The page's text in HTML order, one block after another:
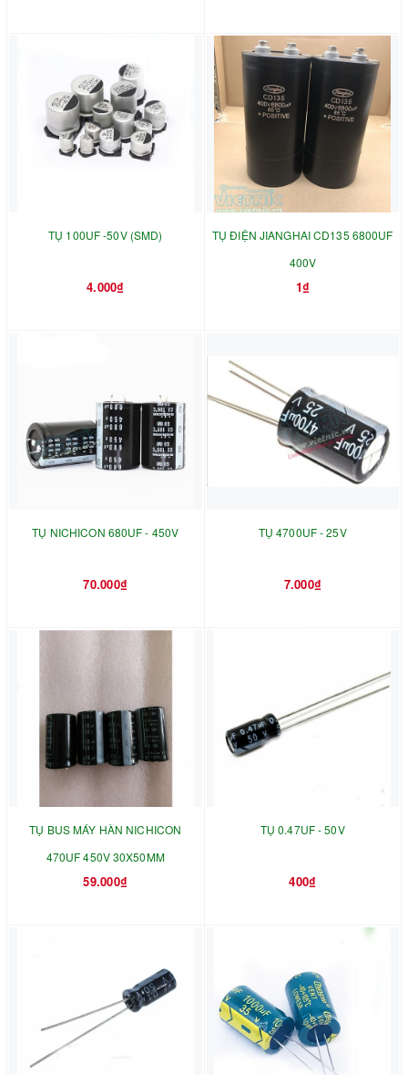
TỤ 100UF -50V (SMD)
4.000₫
TỤ ĐIỆN JIANGHAI CD135 6800UF
400V
1₫
TỤ NICHICON 680UF - 450V
70.000₫
TỤ 4700UF - 25V
7.000₫
TỤ BUS MÁY HÀN NICHICON
470UF 450V 30X50MM
59.000₫
TỤ 0.47UF - 50V
400₫